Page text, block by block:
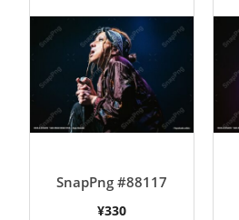
SnapPng #88117
¥330